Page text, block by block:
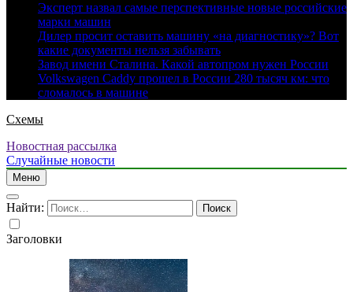
Эксперт назвал самые перспективные новые российские
марки машин
Дилер просит оставить машину «на диагностику»? Вот
какие документы нельзя забывать
Завод имени Сталина. Какой автопром нужен России
Volkswagen Caddy прошел в России 280 тысяч км: что
сломалось в машине
Схемы
Новостная рассылка
Случайные новости
Меню
Найти:
Заголовки